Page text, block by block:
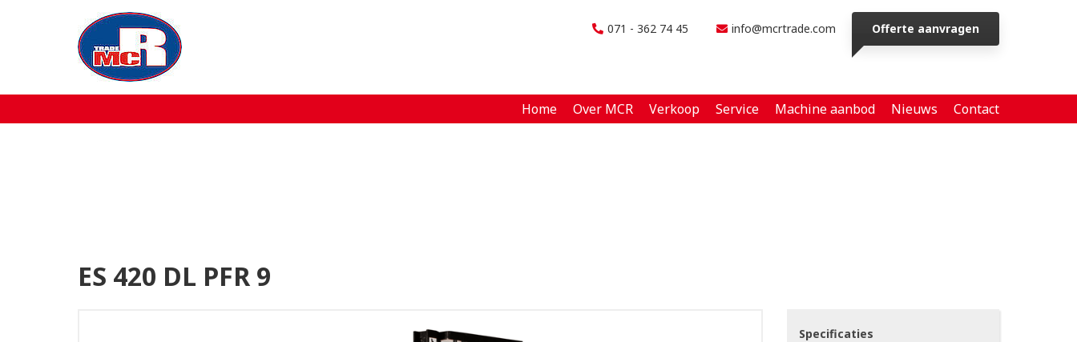
Over MCR
071 - 362 74 45 info@mcrtrade.com Offerte aanvragen
Home Over MCR Verkoop Service Machine aanbod Nieuws Contact
ES 420 DL PFR 9
Specificaties